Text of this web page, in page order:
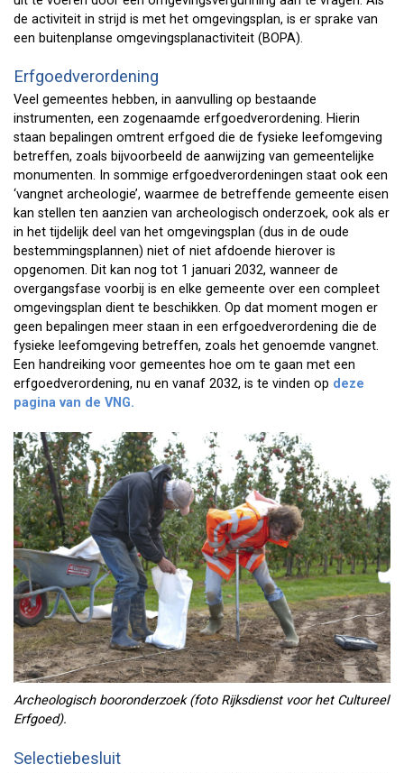
de activiteit in strijd is met het omgevingsplan, is er sprake van
een buitenplanse omgevingsplanactiviteit (BOPA).
Erfgoedverordening
Veel gemeentes hebben, in aanvulling op bestaande
instrumenten, een zogenaamde erfgoedverordening. Hierin
staan bepalingen omtrent erfgoed die de fysieke leefomgeving
betreffen, zoals bijvoorbeeld de aanwijzing van gemeentelijke
monumenten. In sommige erfgoedverordeningen staat ook een
‘vangnet archeologie’, waarmee de betreffende gemeente eisen
kan stellen ten aanzien van archeologisch onderzoek, ook als er
in het tijdelijk deel van het omgevingsplan (dus in de oude
bestemmingsplannen) niet of niet afdoende hierover is
opgenomen. Dit kan nog tot 1 januari 2032, wanneer de
overgangsfase voorbij is en elke gemeente over een compleet
omgevingsplan dient te beschikken. Op dat moment mogen er
geen bepalingen meer staan in een erfgoedverordening die de
fysieke leefomgeving betreffen, zoals het genoemde vangnet.
Een handreiking voor gemeentes hoe om te gaan met een
erfgoedverordening, nu en vanaf 2032, is te vinden op deze
pagina van de VNG.
Archeologisch booronderzoek (foto Rijksdienst voor het Cultureel
Erfgoed).
Selectiebesluit